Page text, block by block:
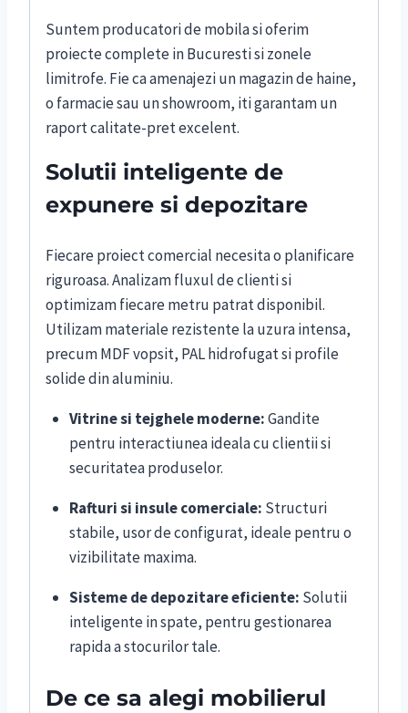
Suntem producatori de mobila si oferim
proiecte complete in Bucuresti si zonele
limitrofe. Fie ca amenajezi un magazin de haine,
o farmacie sau un showroom, iti garantam un
raport calitate-pret excelent.
Solutii inteligente de
expunere si depozitare
Fiecare proiect comercial necesita o planificare
riguroasa. Analizam fluxul de clienti si
optimizam fiecare metru patrat disponibil.
Utilizam materiale rezistente la uzura intensa,
precum MDF vopsit, PAL hidrofugat si profile
solide din aluminiu.
Vitrine si tejghele moderne:Gandite
pentru interactiunea ideala cu clientii si
securitatea produselor.
Rafturi si insule comerciale: Structuri
stabile, usor de configurat, ideale pentru o
vizibilitate maxima.
Sisteme de depozitare eficiente: Solutii
inteligente in spate, pentru gestionarea
rapida a stocurilor tale.
De ce sa alegi mobilierul